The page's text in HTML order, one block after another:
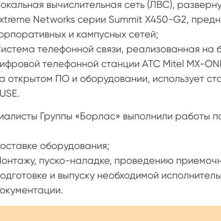
вычислительная сеть (ЛВС),
Networks серии Summit X450-G2,
и кампусных сетей;
телефонной связи, реализованная на
телефонной станции АТС Mitel MX-
открытом ПО и оборудовании, использует
Группы «Борлас» выполнили работы
оборудования;
пуско-наладке, проведению
и выпуску необходимой